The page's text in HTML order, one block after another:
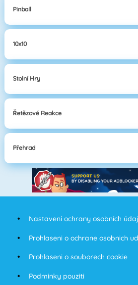
Pinball
10x10
Stolní Hry
Řetězové Reakce
Přehrad
Nastavení ochrany osobních
Prohlaseni o ochrane osobnich
Prohlaseni o souborech cookie
Podminky pouziti